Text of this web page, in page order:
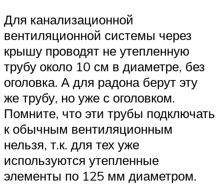
Для канализационной
вентиляционной системы через
крышу проводят не утепленную
трубу около 10 см в диаметре, без
оголовка. А для радона берут эту
же трубу, но уже с оголовком.
Помните, что эти трубы подключать
к обычным вентиляционным
нельзя, т.к. для тех уже
используются утепленные
элементы по 125 мм диаметром.